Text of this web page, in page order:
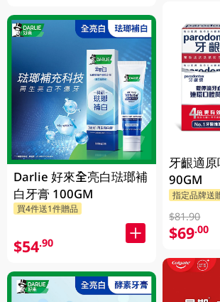
Darlie 好來全亮白琺瑯補
白牙膏 100GM
買4件送1件贈品
$54.90
牙齦適
90GM
指定品牌送
$81.90
$69.00